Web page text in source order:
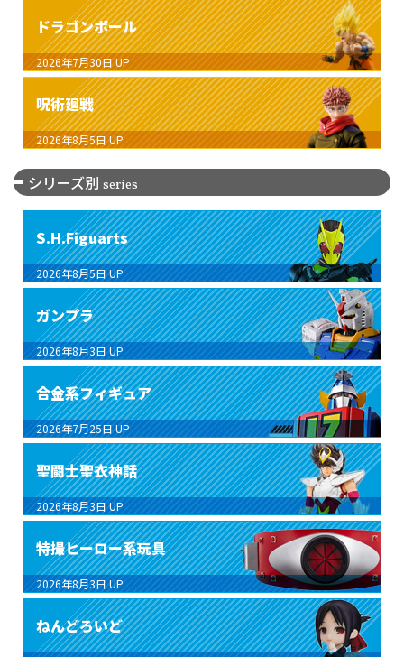
ドラゴンボール
2026年7月30日 UP
呪術廻戦
2026年8月5日 UP
シリーズ別 series
S.H.Figuarts
2026年8月5日 UP
ガンプラ
2026年8月3日 UP
合金系フィギュア
2026年7月25日 UP
聖闘士聖衣神話
2026年8月3日 UP
特撮ヒーロー系玩具
2026年8月3日 UP
ねんどろいど